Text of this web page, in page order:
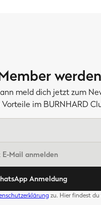
meld dich jetzt zum
im BURNHARD
E-Mail anmelden
Anmeldung
zu. Hier findest